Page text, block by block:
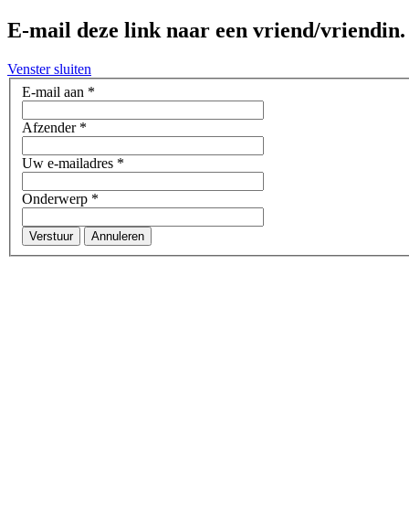
E-mail deze link naar een vriend/vriendin.
Venster sluiten
E-mail aan *
Afzender*
Uw e-mailadres *
Onderwerp *
Verstuur Annuleren